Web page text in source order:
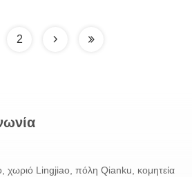
2
χωριό Lingjiao, πόλη Qianku, κομητεία